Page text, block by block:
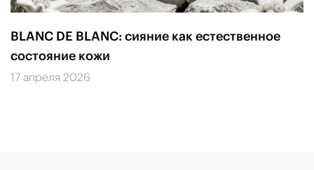
BLANC DE BLANC: сияние как естественное
состояние кожи
17 апреля 2026